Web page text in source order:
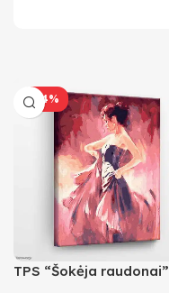
-34%
TPS “Šokėja raudonai”